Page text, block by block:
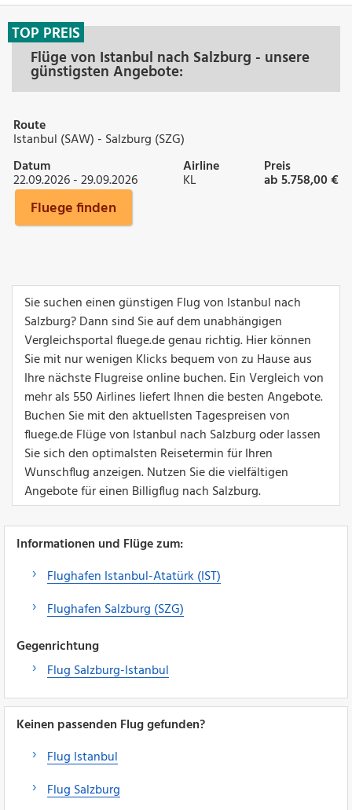
Flüge von Istanbul nach Salzburg - unsere
günstigsten Angebote:
TOP PREIS
Route
Istanbul (SAW) - Salzburg (SZG)
Datum
22.09.2026 - 29.09.2026
Airline
KL
Preis
ab 5.758,00 €
Fluege finden
Sie suchen einen günstigen Flug von Istanbul nach
Salzburg? Dann sind Sie auf dem unabhängigen
Vergleichsportal fluege.de genau richtig. Hier können
Sie mit nur wenigen Klicks bequem von zu Hause aus
Ihre nächste Flugreise online buchen. Ein Vergleich von
mehr als 550 Airlines liefert Ihnen die besten Angebote.
Buchen Sie mit den aktuellsten Tagespreisen von
fluege.de Flüge von Istanbul nach Salzburg oder lassen
Sie sich den optimalsten Reisetermin für Ihren
Wunschflug anzeigen. Nutzen Sie die vielfältigen
Angebote für einen Billigflug nach Salzburg.
Informationen und Flüge zum:
Flughafen Istanbul-Atatürk (IST)
Flughafen Salzburg (SZG)
Gegenrichtung
Flug Salzburg-Istanbul
Keinen passenden Flug gefunden?
Flug Istanbul
Flug Salzburg